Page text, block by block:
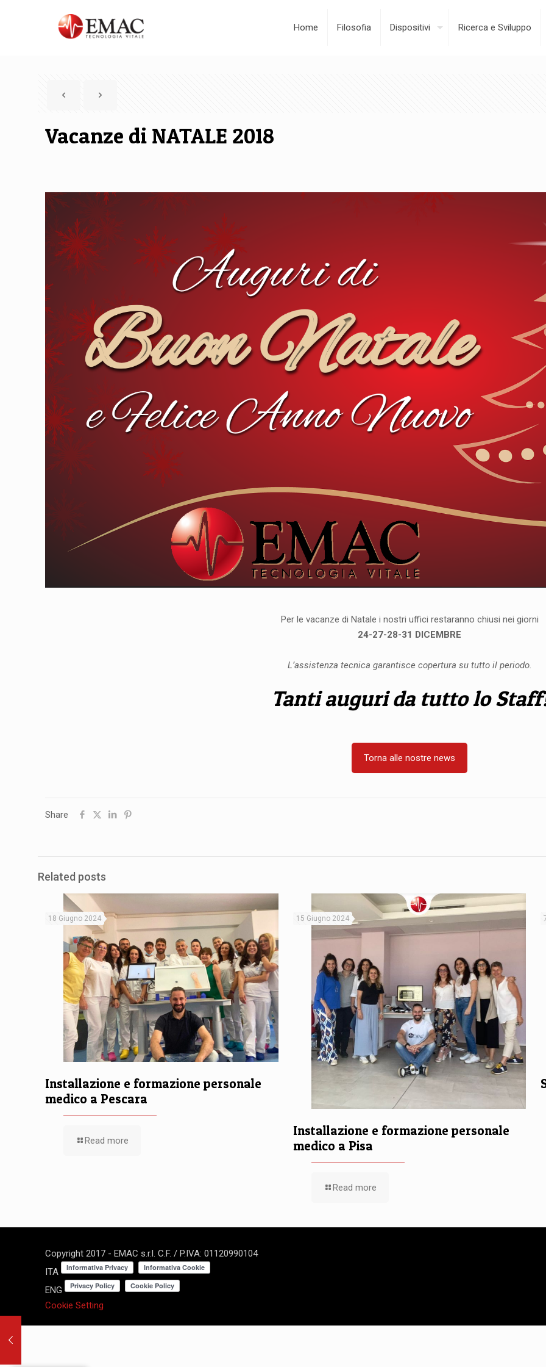
Home Filosofia Dispositivi Ricerca e Sviluppo
Vacanze di NATALE 2018
Per le vacanze di Natale i nostri uffici restaranno chiusi nei giorni
24-27-28-31 DICEMBRE
L’assistenza tecnica garantisce copertura su tutto il periodo.
Tanti auguri da tutto lo
Torna alle nostre news
Share
Related posts
18 Giugno 2024
Installazione e formazione personale
medico a Pescara
Read more
15 Giugno 2024
Installazione e formazione personale
medico a Pisa
Read more
Copyright 2017 - EMAC s.r.l. C.F. / P.IVA: 01120990104
ITA
ENG
Cookie Setting